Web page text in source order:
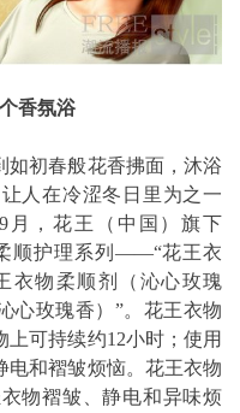
香氛浴
初春般花香拂面，沐浴
人在冷涩冬日里为之一
月，花王（中国）旗下
柔顺护理系列——“花王衣
衣物柔顺剂（沁心玫瑰
心玫瑰香）”。花王衣物
可持续约12小时；使用
电和褶皱烦恼。花王衣物
物褶皱、静电和异味烦